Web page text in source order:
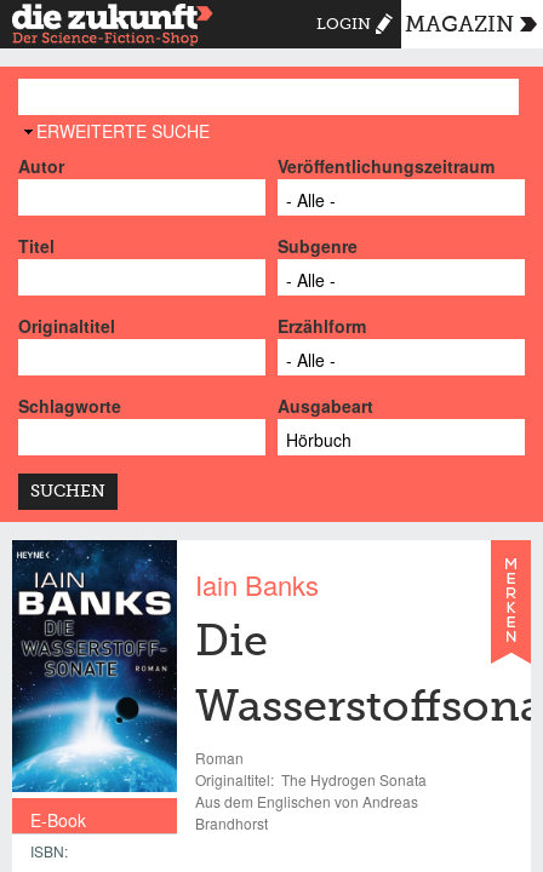
LOGIN MAGAZIN
AUSBLENDEN
ERWEITERTE SUCHE
Autor
Veröffentlichungszeitraum
Titel Subgenre
Originaltitel Erzählform
Schlagworte Ausgabeart
E-Book
ISBN:
Iain Banks
Die
Roman
Originaltitel: The Hydrogen Sonata
Aus dem Englischen von Andreas
Brandhorst